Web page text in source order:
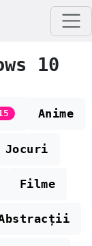
10
Anime
Jocuri
Filme